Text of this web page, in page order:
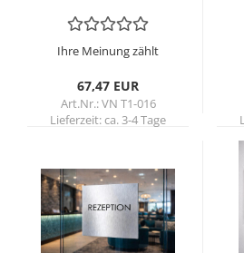
Ihre Meinung zählt
67,47 EUR
Art.Nr.: VN T1-016
Lieferzeit:ca. 3-4 Tage